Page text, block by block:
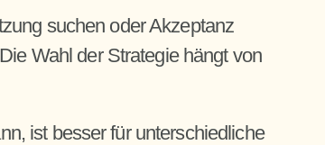
suchen oder Akzeptanz
Wahl der Strategie hängt von
ist besser für unterschiedliche